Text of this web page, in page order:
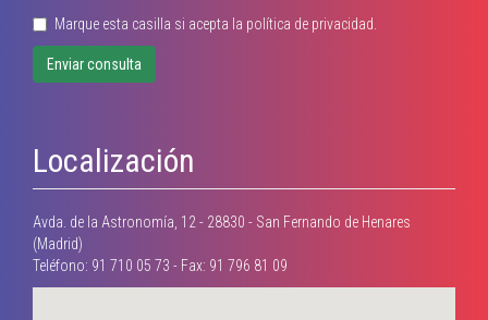
Marque esta casilla si acepta la política de privacidad
Enviar consulta
Localización
Avda. de la Astronomía, 12 - 28830 - San Fernando de Henares
(Madrid)
Teléfono: 91 710 05 73 - Fax: 91 796 81 09